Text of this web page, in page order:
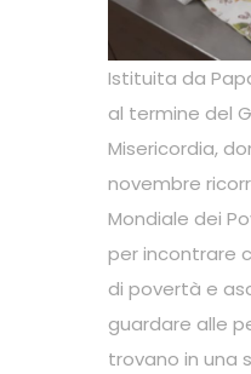
Istituita da
al termine del
Misericordia,
novembre
Mondiale dei
per incontrare
di povertà e
guardare alle
trovano in una